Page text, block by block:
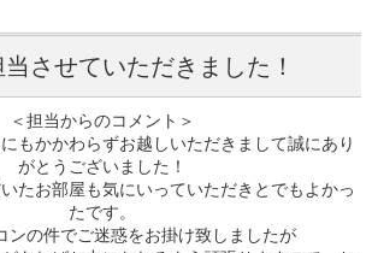
させていただきました！
＜担当からのコメント＞
もかかわらずお越しいただきまして誠にあり
がとうございました！
たお部屋も気にいっていただきとでもよかっ
たです。
ンの件でご迷惑をお掛け致しましたが